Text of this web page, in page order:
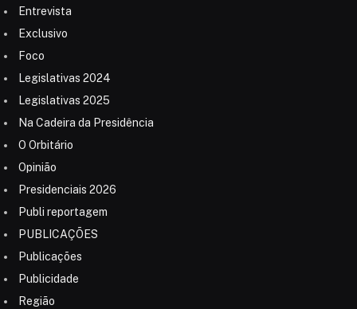
Entrevista
Exclusivo
Foco
Legislativas 2024
Legislativas 2025
Na Cadeira da Presidência
O Orbitário
Opinião
Presidenciais 2026
Publi reportagem
PUBLICAÇÕES
Publicações
Publicidade
Região